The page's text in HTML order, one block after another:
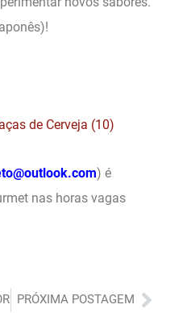
) é
nas horas vagas
PRÓXIMA POSTAGEM